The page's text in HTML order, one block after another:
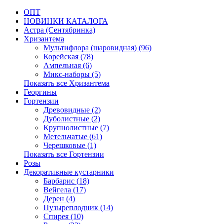
ОПТ
НОВИНКИ КАТАЛОГА
Астра (Сентябринка)
Хризантема
Мультифлора (шаровидная) (96)
Корейская (78)
Ампельная (6)
Микс-наборы (5)
Показать все Хризантема
Георгины
Гортензии
Древовидные (2)
Дуболистные (2)
Крупнолистные (7)
Метельчатые (61)
Черешковые (1)
Показать все Гортензии
Розы
Декоративные кустарники
Барбарис (18)
Вейгела (17)
Дерен (4)
Пузыреплодник (14)
Спирея (10)